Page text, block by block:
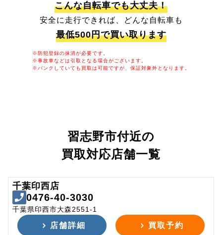
こんな自転車でも大丈夫！
安全に走行できれば、どんな自転車も
最低500円で買い取ります
※防犯登録の抹消が必要です。
※事故車などは引取となる場合がございます。
※パンクしていても買取は可能ですが、保証対象外となります。
習志野市付近の
買取対応店舗一覧
千葉印西店
0476-40-3030
千葉県印西市大森2551-1
店舗詳細 買取予約